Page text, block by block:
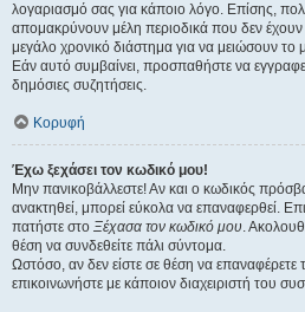
λογαριασμό σας για κάποιο λόγο. Επίσης,
απομακρύνουν μέλη περιοδικά που δεν έχουν
μεγάλο χρονικό διάστημα για να μειώσουν
Εάν αυτό συμβαίνει, προσπαθήστε να
δημόσιες συζητήσεις.
Κορυφή
Έχω ξεχάσει τον κωδικό μου!
Μην πανικοβάλλεστε! Αν και ο κωδικός
ανακτηθεί, μπορεί εύκολα να επαναφερθεί.
πατήστε στο Ξέχασα τον κωδικό μου.
θέση να συνδεθείτε πάλι σύντομα.
Ωστόσο, αν δεν είστε σε θέση να
επικοινωνήστε με κάποιον διαχειριστή του